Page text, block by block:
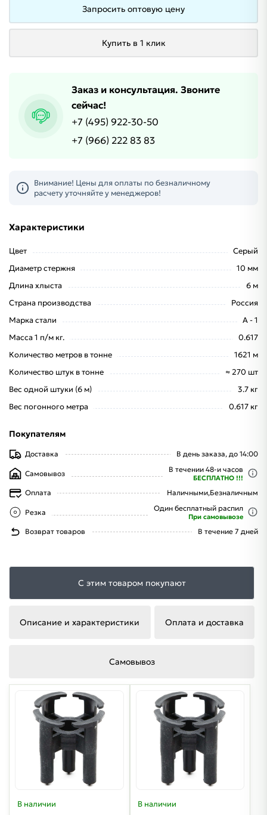
Запросить оптовую цену
Купить в 1 клик
Заказ и консультация. Звоните
сейчас!
+7 (495) 922-30-50
+7 (966) 222 83 83
Внимание! Цены для оплаты по безналичному
расчету уточняйте у менеджеров!
Характеристики
Цвет
Серый
Диаметр стержня
10 мм
Длина хлыста
6 м
Страна производства
Россия
Марка стали
А - 1
Масса 1 п/м кг.
0.617
Количество метров в тонне
1621 м
Количество штук в тонне
≈ 270 шт
Вес одной штуки (6 м)
3.7 кг
Вес погонного метра
0.617 кг
Покупателям
Доставка В день заказа, до 14:00
Самовывоз В течении 48-и часов
БЕСПЛАТНО !!!
Оплата Наличными,Безналичным
Резка Один бесплатный распил
При самовывозе
Возврат товаров В течение 7 дней
С этим товаром покупают
Описание и характеристики Оплата и доставка
Самовывоз
В наличии
В наличии